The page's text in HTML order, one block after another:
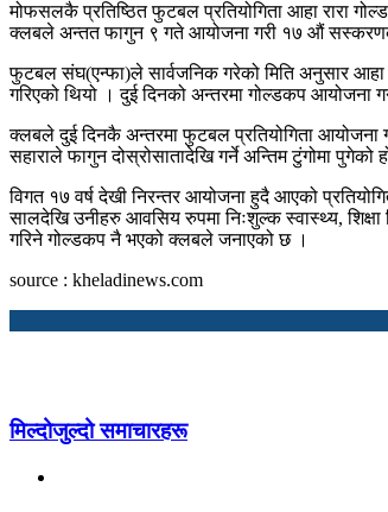
मोफसलकै प्रतिष्ठित फुटबल प्रतियोगिता आहा रारा
क्लबले अन्तत फागुन ९ गते आयोजना गरी १७ औं सस्करणको
फुटबल संघ(एन्फा)ले सार्वजनिक गरेको मिति अनुसार आहा
गरिएको थियो । दुई दिनको अन्तरमा गोल्डकप आयोजना
क्लबले दुई दिनकै अन्तरमा फुटबल प्रतियोगिता आयोजना
सहाराले फागुन दोस्रोसातादेखि गर्ने अन्तिम टुंगोमा
विगत १७ वर्ष देखी निरन्तर आयोजना हुदै आएको
सालदेखि उनीहरु आवसिय रुपमा निःशुल्क स्वास्थ्य,
गरिने गोल्डकप नै भएको क्लबले जनाएको छ ।
source : kheladinews.com
मिल्दोजुल्दो समाचारहरू